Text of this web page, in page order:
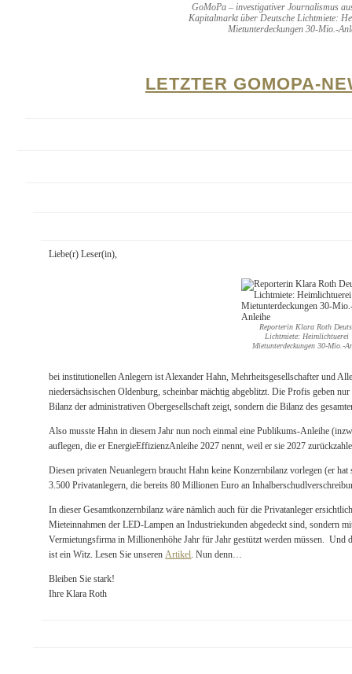
GoMoPa – investigativer Journalismus
Kapitalmarkt über Deutsche Lichtmiete:
Mietunterdeckungen 30-Mio.-
LETZTER GOMOPA-
Liebe(r) Leser(in),
Reporterin Klara Roth
Lichtmiete: Heimlichtuerei
Mietunterdeckungen 30-Mio.-
bei institutionellen Anlegern ist Alexander Hahn, Mehrheitsgesellschafter und
niedersächsischen Oldenburg, scheinbar mächtig abgeblitzt. Die Profis geben
Bilanz der administrativen Obergesellschaft zeigt, sondern die Bilanz des
Also musste Hahn in diesem Jahr nun noch einmal eine Publikums-Anleihe
auflegen, die er EnergieEffizienzAnleihe 2027 nennt, weil er sie 2027
Diesen privaten Neuanlegern braucht Hahn keine Konzernbilanz vorlegen (er
3.500 Privatanlegern, die bereits 80 Millionen Euro an
In dieser Gesamtkonzernbilanz wäre nämlich auch für die Privatanleger
Mieteinnahmen der LED-Lampen an Industriekunden abgedeckt sind, sondern
Vermietungsfirma in Millionenhöhe Jahr für Jahr gestützt werden müssen. Und
ist ein Witz. Lesen Sie unserenArtikel. Nun denn…
Bleiben Sie stark!
Ihre Klara Roth